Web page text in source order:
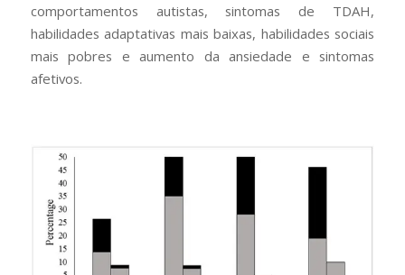
comportamentos autistas, sintomas de TDAH,
habilidades adaptativas mais baixas, habilidades sociais
mais pobres e aumento da ansiedade e sintomas
afetivos.